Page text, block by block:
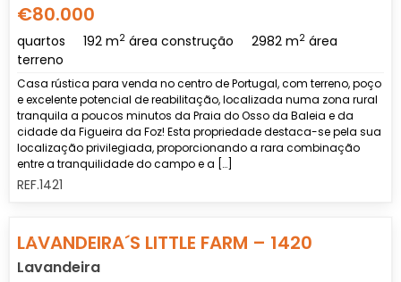
€80.000
quartos 192 m2 área construção 2982 m2 área
terreno
Casa rústica para venda no centro de Portugal, com terreno, poço
e excelente potencial de reabilitação, localizada numa zona rural
tranquila a poucos minutos da Praia do Osso da Baleia e da
cidade da Figueira da Foz! Esta propriedade destaca-se pela sua
localização privilegiada, proporcionando a rara combinação
entre a tranquilidade do campo e a […]
REF.1421
Previous
LAVANDEIRA´S LITTLE FARM – 1420
Lavandeira